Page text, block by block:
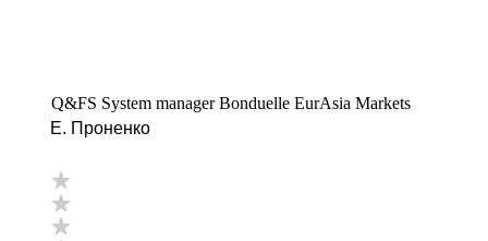
Q&FS System manager Bonduelle EurAsia Markets
Е. Проненко